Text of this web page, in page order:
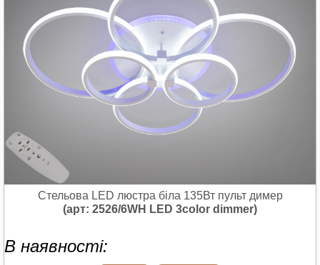
Стельова LED люстра біла 135Вт пульт димер
(арт: 2526/6WH LED 3color dimmer)
В наявності: